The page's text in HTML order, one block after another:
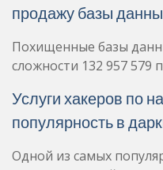
продажу базы
Похищенные базы
сложности 132 957 579
Услуги хакеров по
популярность в
Одной из самых